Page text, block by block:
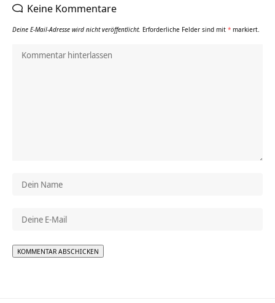
Keine Kommentare
Deine E-Mail-Adresse wird nicht veröffentlicht. Erforderliche Felder sind mit * markiert.